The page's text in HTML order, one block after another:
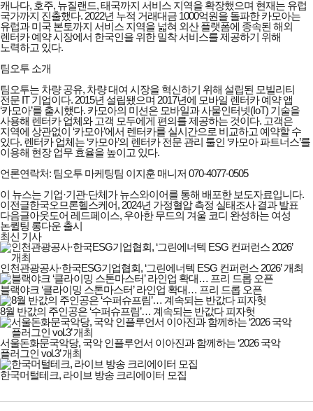
캐나다, 호주, 뉴질랜드, 태국까지 서비스 지역을 확장했으며 현재는 유럽
국가까지 진출했다. 2022년 누적 거래대금 1000억원을 돌파한 카모아는
유럽과 미국 본토까지 서비스 지역을 넓혀 외산 플랫폼에 종속된 해외
렌터카 예약 시장에서 한국인을 위한 밀착 서비스를 제공하기 위해
노력하고 있다.
팀오투 소개
팀오투는 차량 공유, 차량 대여 시장을 혁신하기 위해 설립된 모빌리티
전문 IT 기업이다. 2015년 설립됐으며 2017년에 모바일 렌터카 예약 앱
‘카모아’를 출시했다. 카모아의 미션은 모바일과 사물인터넷(IoT) 기술을
사용해 렌터카 업체와 고객 모두에게 편의를 제공하는 것이다. 고객은
지역에 상관없이 ‘카모아’에서 렌터카를 실시간으로 비교하고 예약할 수
있다. 렌터카 업체는 ‘카모아’의 렌터카 전문 관리 툴인 ‘카모아 파트너스’를
이용해 현장 업무 효율을 높이고 있다.
언론연락처: 팀오투 마케팅팀 이지훈 매니저 070-4077-0505
이 뉴스는 기업·기관·단체가 뉴스와이어를 통해 배포한 보도자료입니다.
이전글한국오므론헬스케어, 2024년 가정혈압 측정 실태조사 결과 발표
다음글아웃도어 레드페이스, 우아한 무드의 겨울 코디 완성하는 여성
논퀼팅 롱다운 출시
최신 기사
인천관광공사·한국ESG기업협회, ‘그린에너텍 ESG 컨퍼런스 2026’ 개최
블랙야크 ‘클라이밍 스톤마스터’ 라인업 확대… 프리 드롭 오픈
8월 반값의 주인공은 ‘수퍼슈프림’… 계속되는 반값다 피자헛
서울돈화문국악당, 국악 인플루언서 이아진과 함께하는 ‘2026 국악
플러그인 vol.3’ 개최
한국머털테크, 라이브 방송 크리에이터 모집